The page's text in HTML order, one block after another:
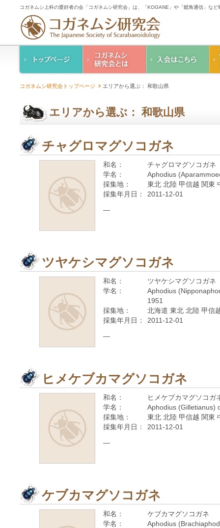
コガネムシ上科の愛好者の会「コガネムシ研究会」は、「KOGANE」や「鰓角通信」な
ご案内
幹事紹介
人情報保護要領
コガネムシ研究会トップページ エリアから選ぶ： 和歌山県
エリアから選ぶ： 和歌山県
チャグロマグソコガネ
和名：
チャグロマグソコガネ
学名：
Aphodius
採集地：
東北 北陸 甲信越 関東
採集年月日：
2011-12-01
—
ツヤケシマグソコガネ
和名：
ツヤケシマグソコガネ
学名：
Aphodius
1951
採集地：
北海道 東北 北陸 甲信
採集年月日：
2011-12-01
—
ヒメケブカマグソコガネ
和名：
ヒメケブカマグソコガ
学名：
Aphodius (Gilletianus)
採集地：
東北 北陸 甲信越 関東
採集年月日：
2011-12-01
—
ケブカマグソコガネ
和名：
ケブカマグソコガネ
学名：
Aphodius